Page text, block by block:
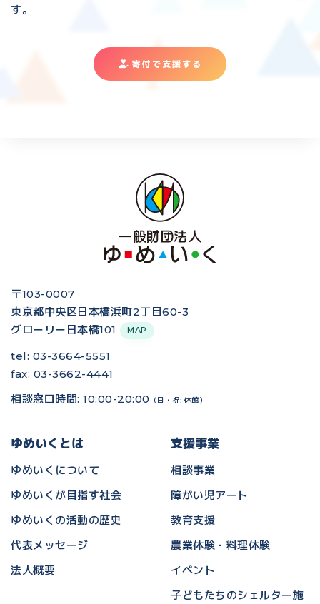
す。
寄付で支援する
〒103-0007
東京都中央区日本橋浜町2丁目60-3
グローリー日本橋101
MAP
tel: 03-3664-5551
fax: 03-3662-4441
相談窓口時間: 10:00-20:00
（日・祝: 休館）
ゆめいくとは
ゆめいくについて
ゆめいくが目指す社会
ゆめいくの活動の歴史
代表メッセージ
法人概要
支援事業
相談事業
障がい児アート
教育支援
農業体験・料理体験
イベント
子どもたちのシェルター施